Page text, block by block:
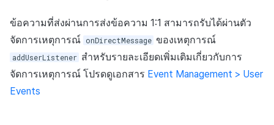
ข้อความที่ส่งผ่านการส่งข้อความ 1:1 สามารถรับได้ผ่านตัว
จัดการเหตุการณ์ onDirectMessage ของเหตุการณ์
addUserListener สำหรับรายละเอียดเพิ่มเติมเกี่ยวกับการ
จัดการเหตุการณ์ โปรดดูเอกสาร Event Management > User
Events